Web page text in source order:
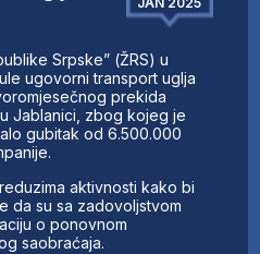
Srpske” (ŽRS) u
ugovorni transport uglja
prekida
Jablanici, zbog kojeg je
gubitak od 6.500.000
aktivnosti kako bi
da su sa zadovoljstvom
o ponovnom
saobraćaja.